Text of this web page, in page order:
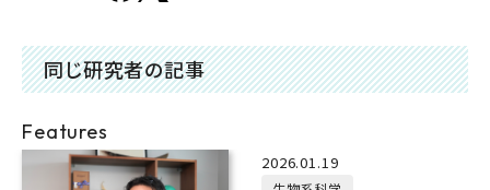
同じ研究者の記事
Features
2026.01.19